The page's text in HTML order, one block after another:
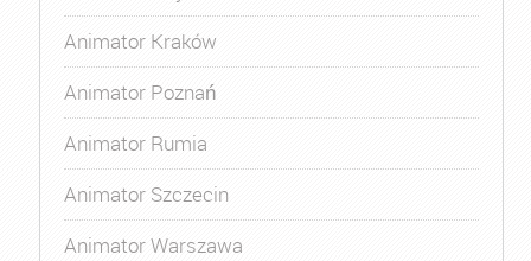
Animator Kraków
Animator Poznań
Animator Rumia
Animator Szczecin
Animator Warszawa